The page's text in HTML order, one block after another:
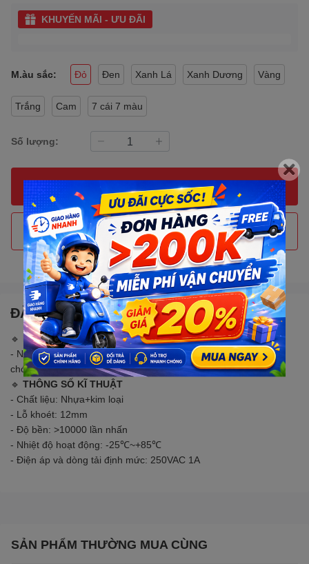
KHUYẾN MÃI - ƯU ĐÃI
M.àu sắc: Đỏ Đen Xanh Lá Xanh Dương Vàng
Trắng Cam 7 cái 7 màu
Số lượng:
MUA NGAY
THÊM VÀO GIỎ HÀNG
Gọi đặt mua0907088123(7:30 - 17:00)
ĐẶC ĐIỂM NỔI BẬT
🔹 MÔ TẢ SẢN PHẨM
- Nút nhấn PBS-33B giúp cho việc đóng ngắt mạch điện nhanh
chóng và dễ dàng.
🔹 THÔNG SỐ KĨ THUẬT
- Chất liệu: Nhựa+kim loại
- Lỗ khoét: 12mm
- Độ bền: >10000 lần nhấn
- Nhiệt độ hoạt động: -25℃~+85℃
- Điện áp và dòng tải định mức: 250VAC 1A
SẢN PHẨM THƯỜNG MUA CÙNG